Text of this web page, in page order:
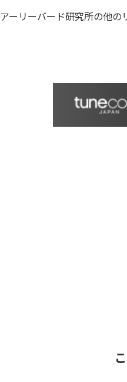
アーリーバード研究所の他の